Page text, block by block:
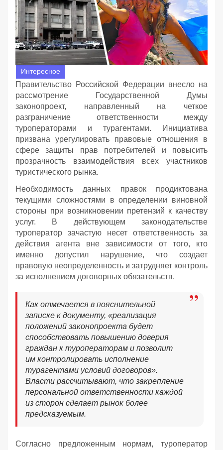
Интересное
Правительство Российской Федерации внесло на
рассмотрение Государственной Думы
законопроект, направленный на четкое
разграничение ответственности между
туроператорами и турагентами. Инициатива
призвана урегулировать правовые отношения в
сфере защиты прав потребителей и повысить
прозрачность взаимодействия всех участников
туристического рынка.
Необходимость данных правок продиктована
текущими сложностями в определении виновной
стороны при возникновении претензий к качеству
услуг. В действующем законодательстве
туроператор зачастую несет ответственность за
действия агента вне зависимости от того, кто
именно допустил нарушение, что создает
правовую неопределенность и затрудняет контроль
за исполнением договорных обязательств.
Как отмечается в пояснительной
записке к документу, «реализация
положений законопроекта будет
способствовать повышению доверия
граждан к туроператорам и позволит
им контролировать исполнение
турагентами условий договоров».
Власти рассчитывают, что закрепление
персональной ответственности каждой
из сторон сделает рынок более
предсказуемым.
Согласно предложенным нормам, туроператор